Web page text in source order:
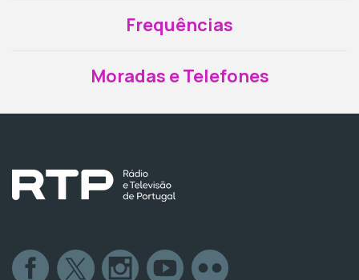
Frequências
Moradas e Telefones